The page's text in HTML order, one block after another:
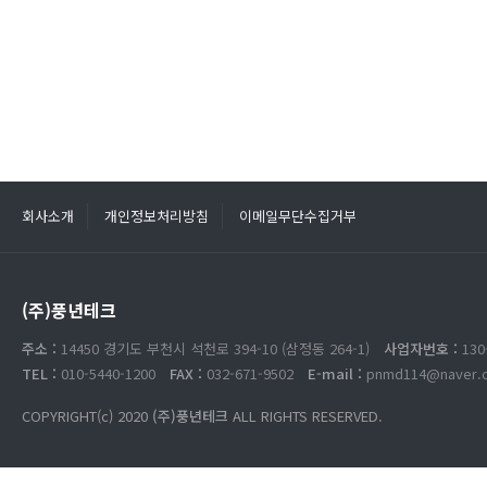
회사소개 개인정보처리방침 이메일무단수집거부
(주)풍년테크
주소 : 14450 경기도 부천시 석천로 394-10 (삼정동 264-1) 사업자번호 :
TEL : 010-5440-1200 FAX : 032-671-9502 E-mail :
COPYRIGHT(c) 2020 (주)풍년테크 ALL RIGHTS RESERVED.